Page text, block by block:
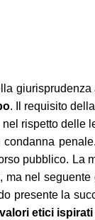
. Il requisito
rispetto delle
pubblico.
ma nel seguente
presente la
etici ispirati